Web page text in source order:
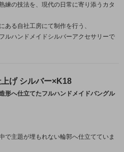
練の技法を、現代の日常に寄り添うカタ
ある自社工房にて制作を行う、
ルハンドメイドシルバーアクセサリーで
げ シルバー×K18
形へ仕立てたフルハンドメイドバングル
で主題が埋もれない輪郭へ仕立てていま